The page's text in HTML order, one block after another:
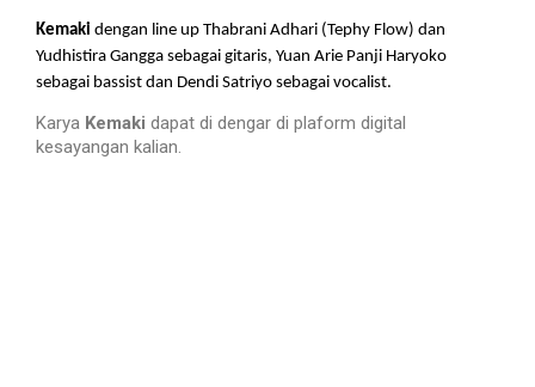
Kemaki dengan line up Thabrani Adhari (Tephy Flow) dan
Yudhistira Gangga sebagai gitaris, Yuan Arie Panji Haryoko
sebagai bassist dan Dendi Satriyo sebagai vocalist.
Karya Kemaki dapat di dengar di plaform digital
kesayangan kalian.